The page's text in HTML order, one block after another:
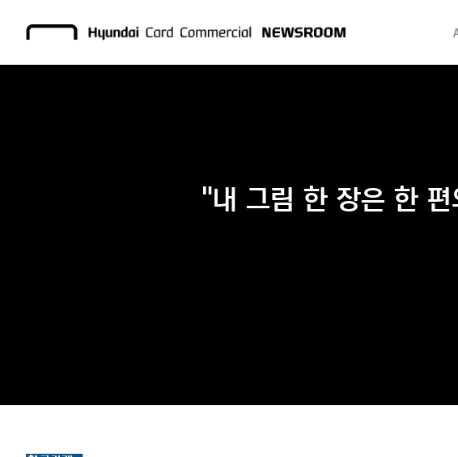
"내 그림 한 장은 한